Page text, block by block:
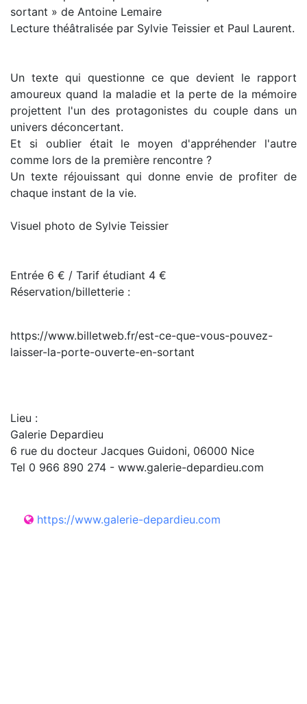
sortant » de Antoine Lemaire
Lecture théâtralisée par Sylvie Teissier et Paul Laurent.
Un texte qui questionne ce que devient le rapport
amoureux quand la maladie et la perte de la mémoire
projettent l'un des protagonistes du couple dans un
univers déconcertant.
Et si oublier était le moyen d'appréhender l'autre
comme lors de la première rencontre ?
Un texte réjouissant qui donne envie de profiter de
chaque instant de la vie.
Visuel photo de Sylvie Teissier
Entrée 6 € / Tarif étudiant 4 €
Réservation/billetterie :
https://www.billetweb.fr/est-ce-que-vous-pouvez-
laisser-la-porte-ouverte-en-sortant
Lieu :
Galerie Depardieu
6 rue du docteur Jacques Guidoni, 06000 Nice
Tel 0 966 890 274 - www.galerie-depardieu.com
https://www.galerie-depardieu.com